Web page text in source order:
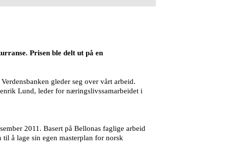
Prisen ble delt ut på en
gleder seg over vårt arbeid.
Lund, leder for næringslivssamarbeidet i
2011. Basert på Bellonas faglige arbeid
å lage sin egen masterplan for norsk